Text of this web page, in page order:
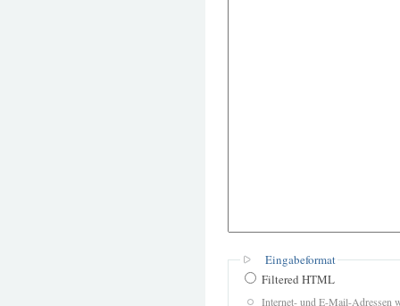
Eingabeformat
Filtered HTML
Internet- und E-Mail-Adressen